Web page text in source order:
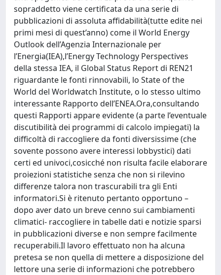
sopraddetto viene certificata da una serie di
pubblicazioni di assoluta affidabilità(tutte edite nei
primi mesi di quest’anno) come il World Energy
Outlook dell’Agenzia Internazionale per
l’Energia(IEA),l’Energy Technology Perspectives
della stessa IEA, il Global Status Report di REN21
riguardante le fonti rinnovabili, lo State of the
World del Worldwatch Institute, o lo stesso ultimo
interessante Rapporto dell’ENEA.Ora,consultando
questi Rapporti appare evidente (a parte l’eventuale
discutibilità dei programmi di calcolo impiegati) la
difficoltà di raccogliere da fonti diversissime (che
sovente possono avere interessi lobbystici) dati
certi ed univoci,cosicché non risulta facile elaborare
proiezioni statistiche senza che non si rilevino
differenze talora non trascurabili tra gli Enti
informatori.Si è ritenuto pertanto opportuno –
dopo aver dato un breve cenno sui cambiamenti
climatici- raccogliere in tabelle dati e notizie sparsi
in pubblicazioni diverse e non sempre facilmente
recuperabili.Il lavoro effettuato non ha alcuna
pretesa se non quella di mettere a disposizione del
lettore una serie di informazioni che potrebbero